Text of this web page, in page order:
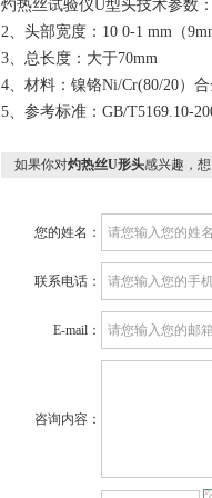
灼热丝试验仪U型头技术参数
2、头部宽度：10 0-1 mm（
3、总长度：大于70mm
4、材料：镍铬Ni/Cr(80/20）
5、参考标准：GB/T5169.10-
如果你对灼热丝U形头感兴趣，
您的姓名：
联系电话：
E-mail：
咨询内容：